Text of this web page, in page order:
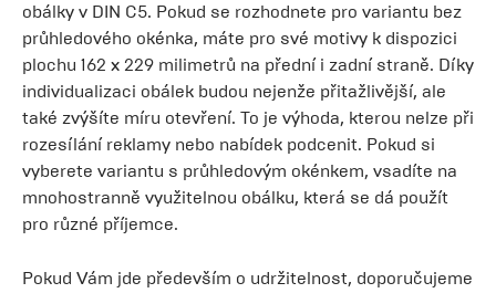
obálky v DIN C5. Pokud se rozhodnete pro variantu bez
průhledového okénka, máte pro své motivy k dispozici
plochu 162 x 229 milimetrů na přední i zadní straně. Díky
individualizaci obálek budou nejenže přitažlivější, ale
také zvýšíte míru otevření. To je výhoda, kterou nelze při
rozesílání reklamy nebo nabídek podcenit. Pokud si
vyberete variantu s průhledovým okénkem, vsadíte na
mnohostranně využitelnou obálku, která se dá použít
pro různé příjemce.
Pokud Vám jde především o udržitelnost, doporučujeme